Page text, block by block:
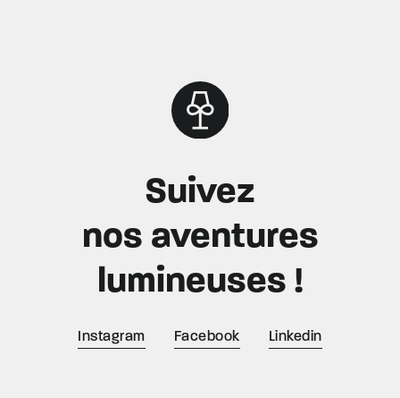
Suivez
nos aventures
lumineuses !
Instagram Facebook Linkedin